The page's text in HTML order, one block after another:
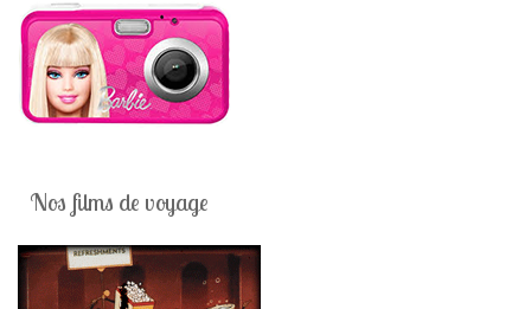
Nos films de voyage